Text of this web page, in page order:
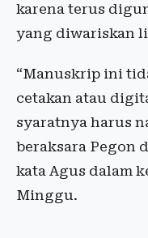
karena terus
yang diwariskan
“Manuskrip ini
cetakan atau
syaratnya harus
beraksara Pegon
kata Agus dalam
Minggu.